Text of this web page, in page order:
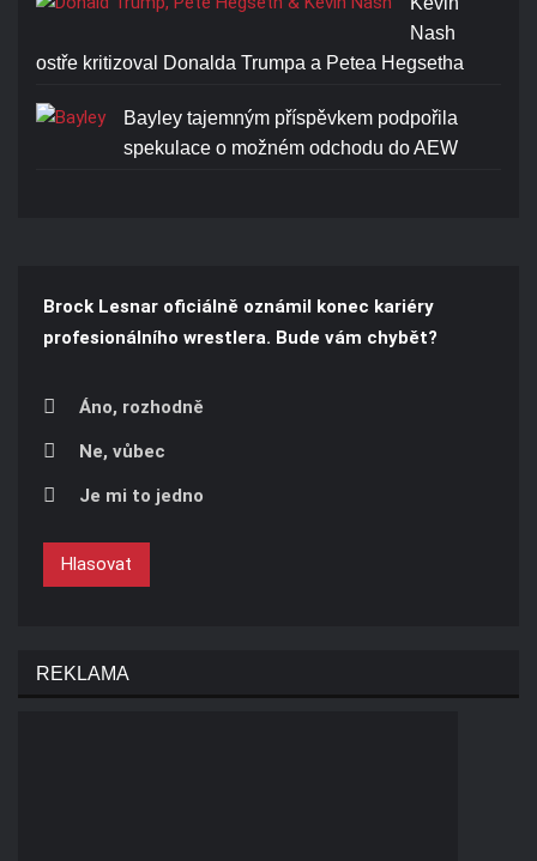
Nash
ostře kritizoval Donalda Trumpa a Petea Hegsetha
Bayley tajemným příspěvkem podpořila
spekulace o možném odchodu do AEW
Brock Lesnar oficiálně oznámil konec kariéry
profesionálního wrestlera. Bude vám chybět?
Áno, rozhodně
Ne, vůbec
Je mi to jedno
Hlasovat
REKLAMA